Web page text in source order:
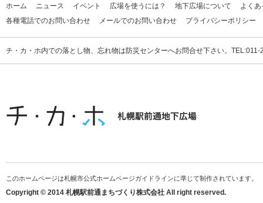
ホーム ニュース イベント 広場を使うには？ 地下広場について
よく
各種電話でのお問い合わせ
メールでのお問い合わせ プライバシーポリシー
チ・カ・ホ内での落とし物、忘れ物は防災センターへお問合せ下さい。
このホームページは札幌市公式ホームページガイドラインに準じて制作されています。
Copyright © 2014 札幌駅前通まちづくり株式会社 All right reserved.